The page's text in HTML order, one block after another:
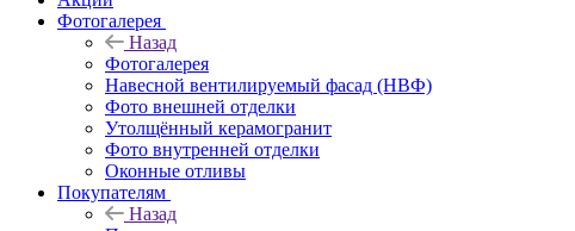
Фотогалерея
Назад
Фотогалерея
Навесной вентилируемый фасад (НВФ)
Фото внешней отделки
Утолщённый керамогранит
Фото внутренней отделки
Оконные отливы
Покупателям
Назад